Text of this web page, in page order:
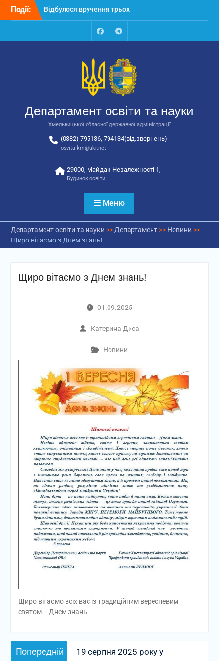
Перейти
Події:
Відбулося вручення трьох
автобусів для потреб
Відбулося засідання
освіти та науки обласної
державної адміністрації
Відбулась обласна
національно-патріотичне
виховання
FacebookTalegram
Департамент освіти та науки
Хмельницької обласної державної адміністрації
(0382) 795136, 794134(від.звернень)
osvita-km@ukr.net
29000, Майдан Незалежності 1,
Будинок освіти
Меню
Департамент освіти та науки >> Департамент>> Новини >>
Щиро вітаємо з Днем знань!
Щиро вітаємо з Днем знань!
01.09.2025
Катерина Диса
Новини
Щиро вітаємо всіх вас із традиційним вересневим
святом – Днем знань!
Навігація
записів
Попередній
запис:
19 серпня 2025 року у